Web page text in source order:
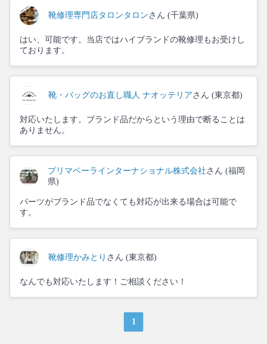
靴修理専門店タロンタロン さん (千葉県)
はい、可能です。当店ではハイブランドの靴修理もお受けし
ております。
靴・バッグのお直し職人 ナオッテリア さん (東京都)
対応いたします。ブランド品だからという理由で断ることは
ありません。
プリマベーラインターナショナル株式会社 さん (福岡
県)
パーツがブランド品でなくても対応が出来る場合は可能で
す。
靴修理かみとり さん (東京都)
なんでも対応いたします！ご相談ください！
1